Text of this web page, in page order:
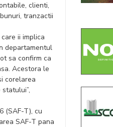
clienti,
tranzactii
ii implica
departamentul
sa confirm ca
Acestora le
corelarea
(SAF-T), cu
SAF-T pana